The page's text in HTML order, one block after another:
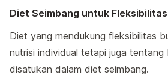
Diet Seimbang untuk Fleksibilitas
Diet yang mendukung fleksibilitas
nutrisi individual tetapi juga tentang
disatukan dalam diet seimbang.